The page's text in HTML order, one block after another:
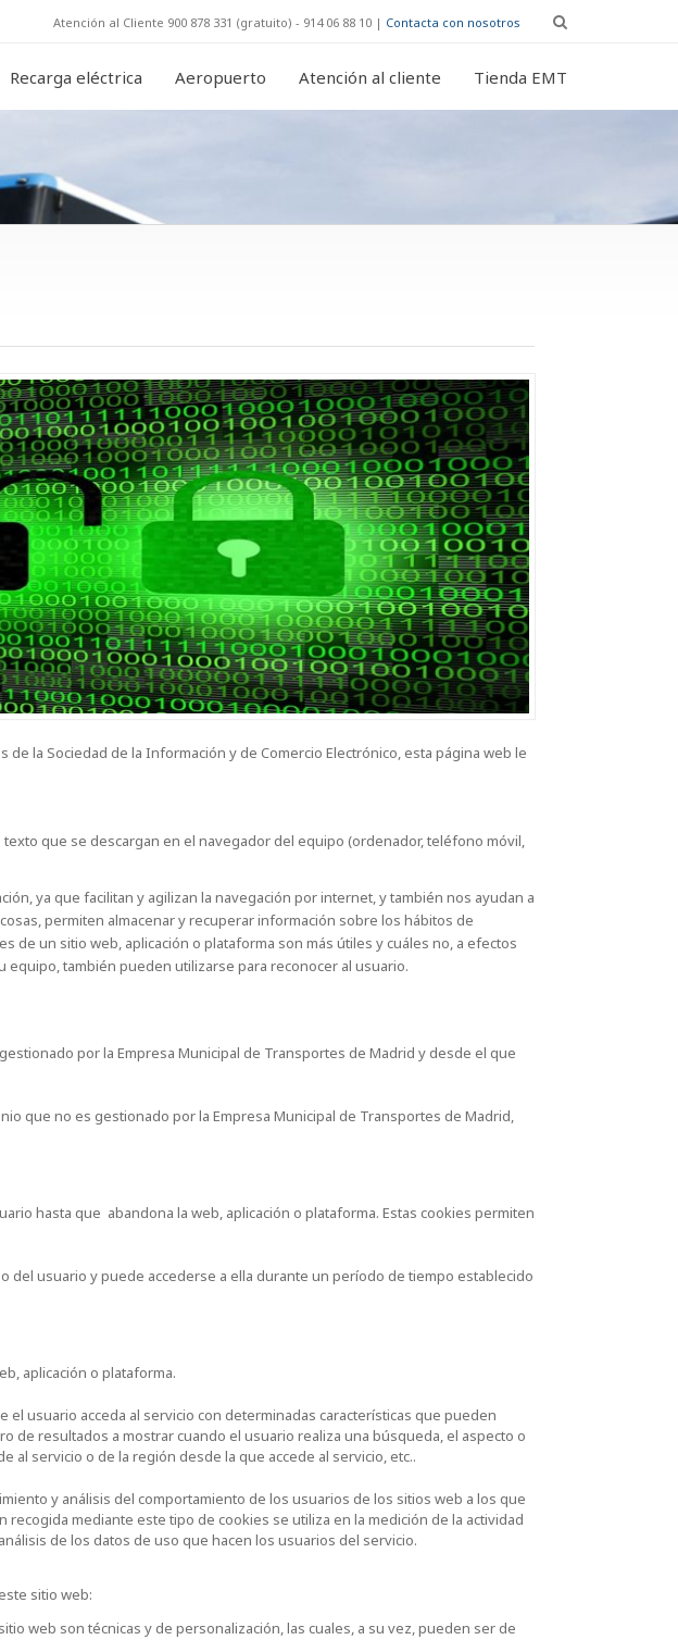
Atención al Cliente 900 878 331 (gratuito) - 914 06 88 10 | Contacta con nosotros
Recarga eléctrica Aeropuerto Atención al cliente Tienda EMT
la Sociedad de la Información y de Comercio Electrónico, esta página web le
que se descargan en el navegador del equipo (ordenador, teléfono móvil,
ya que facilitan y agilizan la navegación por internet, y también nos ayudan a
permiten almacenar y recuperar información sobre los hábitos de
un sitio web, aplicación o plataforma son más útiles y cuáles no, a efectos
también pueden utilizarse para reconocer al usuario.
por la Empresa Municipal de Transportes de Madrid y desde el que
que no es gestionado por la Empresa Municipal de Transportes de Madrid,
hasta que abandona la web, aplicación o plataforma. Estas cookies permiten
del usuario y puede accederse a ella durante un período de tiempo establecido
aplicación o plataforma.
usuario acceda al servicio con determinadas características que pueden
de resultados a mostrar cuando el usuario realiza una búsqueda, el aspecto o
servicio o de la región desde la que accede al servicio, etc..
y análisis del comportamiento de los usuarios de los sitios web a los que
mediante este tipo de cookies se utiliza en la medición de la actividad
de los datos de uso que hacen los usuarios del servicio.
sitio web:
web son técnicas y de personalización, las cuales, a su vez, pueden ser de